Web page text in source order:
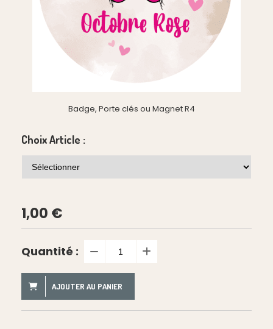
Badge, Porte clés ou Magnet R4
Choix Article :
1,00 €
Quantité :
AJOUTER AU PANIER